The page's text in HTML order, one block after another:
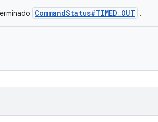
CommandStatus#TIMED_OUT .